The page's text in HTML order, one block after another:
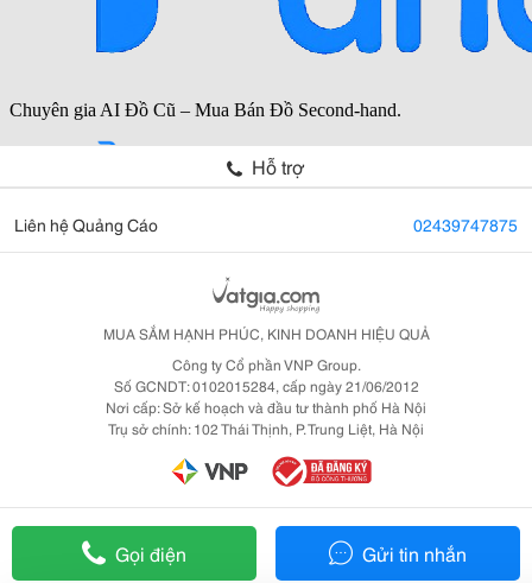
Gọi điện Gửi tin nhắn
Hỗ trợ
Liên hệ Quảng Cáo 02439747875
MUA SẮM HẠNH PHÚC, KINH DOANH HIỆU QUẢ
Công ty Cổ phần VNP Group.
Số GCNDT: 0102015284, cấp ngày 21/06/2012
Nơi cấp: Sở kế hoạch và đầu tư thành phố Hà Nội
Trụ sở chính: 102 Thái Thịnh, P. Trung Liệt, Hà Nội